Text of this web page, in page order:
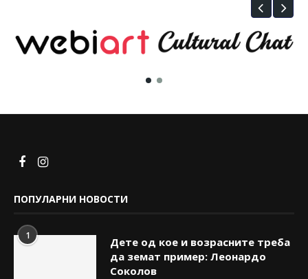
ПОПУЛАРНИ НОВОСТИ
1
Дете од кое и возрасните треба
да земат пример: Леонардо
Соколов